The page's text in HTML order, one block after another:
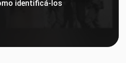
identificá-los
são as marcas mais usadas
internet; veja lista